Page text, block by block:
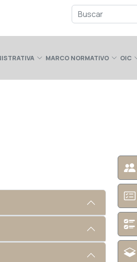
MARCO NORMATIVO OIC